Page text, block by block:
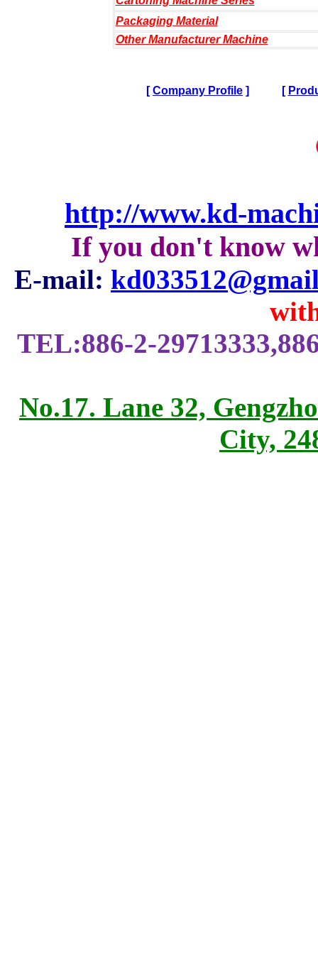
Packaging Material
Other Manufacturer Machine
[Company Profile ] [
http://www.kd-
If you don't know
E-mail:
TEL:886-2-
No.17. Lane 32,
City,